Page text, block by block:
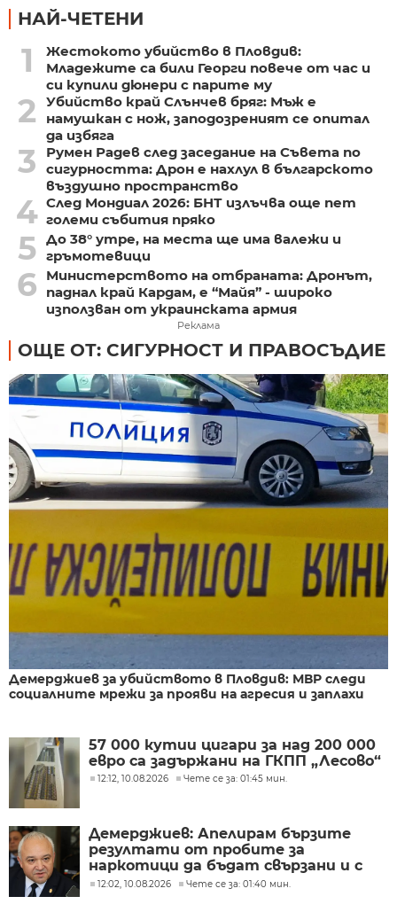
НАЙ-ЧЕТЕНИ
1
Жестокото убийство в Пловдив:
Младежите са били Георги повече от час и
си купили дюнери с парите му
2
Убийство край Слънчев бряг: Мъж е
намушкан с нож, заподозреният се опитал
да избяга
3
Румен Радев след заседание на Съвета по
сигурността: Дрон е нахлул в българското
въздушно пространство
4 След Мондиал 2026: БНТ излъчва още пет
големи събития пряко
5 До 38° утре, на места ще има валежи и
гръмотевици
6
Министерството на отбраната: Дронът,
паднал край Кардам, е “Майя” - широко
използван от украинската армия
Реклама
ОЩЕ ОТ: СИГУРНОСТ И ПРАВОСЪДИЕ
Демерджиев за убийството в Пловдив: МВР следи
социалните мрежи за прояви на агресия и заплахи
57 000 кутии цигари за над 200 000
евро са задържани на ГКПП „Лесово“
12:12, 10.08.2026 Чете се за: 01:45 мин.
Демерджиев: Апелирам бързите
резултати от пробите за
наркотици да бъдат свързани и с
бързо приключване на делата
12:02, 10.08.2026 Чете се за: 01:40 мин.